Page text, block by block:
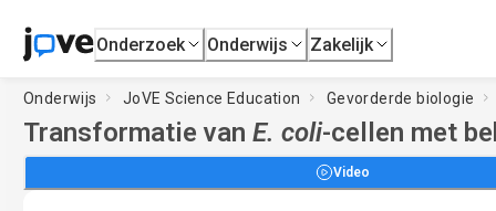
Onderzoek Onderwijs Zakelijk
Onderwijs JoVE Science Education Gevorderde biologie
Transformatie van E. coli-cellen met
Video